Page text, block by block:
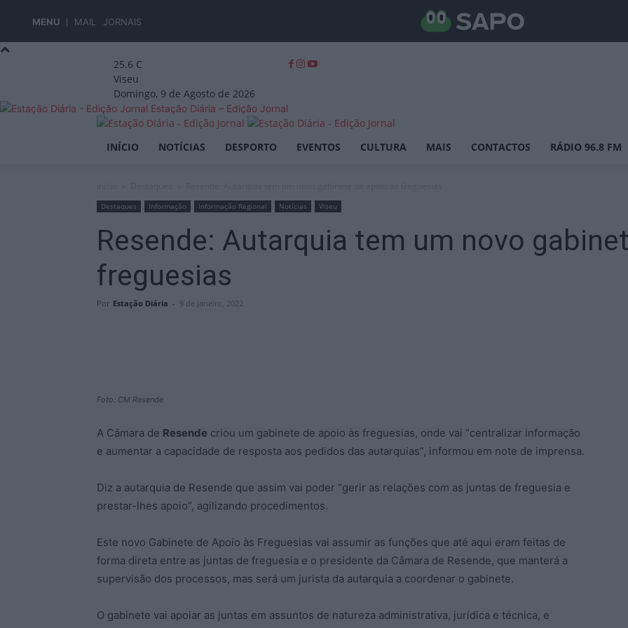
MENU MAIL JORNAIS
25.6 C
Viseu
Domingo, 9 de Agosto de 2026
Estação Diária – Edição Jornal
INÍCIO NOTÍCIAS DESPORTO EVENTOS CULTURA MAIS CONTACTOS RÁDIO 96.8 FM
Destaques Informação Informação Regional Notícias Viseu
Resende: Autarquia tem um novo
freguesias
Por Estação Diária - 9 de Janeiro, 2022
Foto: CM Resende
A Câmara de Resende criou um gabinete de apoio às freguesias, onde vai “centralizar informação
e aumentar a capacidade de resposta aos pedidos das autarquias”, informou em note de imprensa.
Diz a autarquia de Resende que assim vai poder “gerir as relações com as juntas de freguesia e
prestar-lhes apoio”, agilizando procedimentos.
Este novo Gabinete de Apoio às Freguesias vai assumir as funções que até aqui eram feitas de
forma direta entre as juntas de freguesia e o presidente da Câmara de Resende, que manterá a
supervisão dos processos, mas será um jurista da autarquia a coordenar o gabinete.
O gabinete vai apoiar as juntas em assuntos de natureza administrativa, jurídica e técnica, e